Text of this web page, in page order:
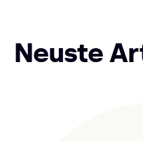
Neuste